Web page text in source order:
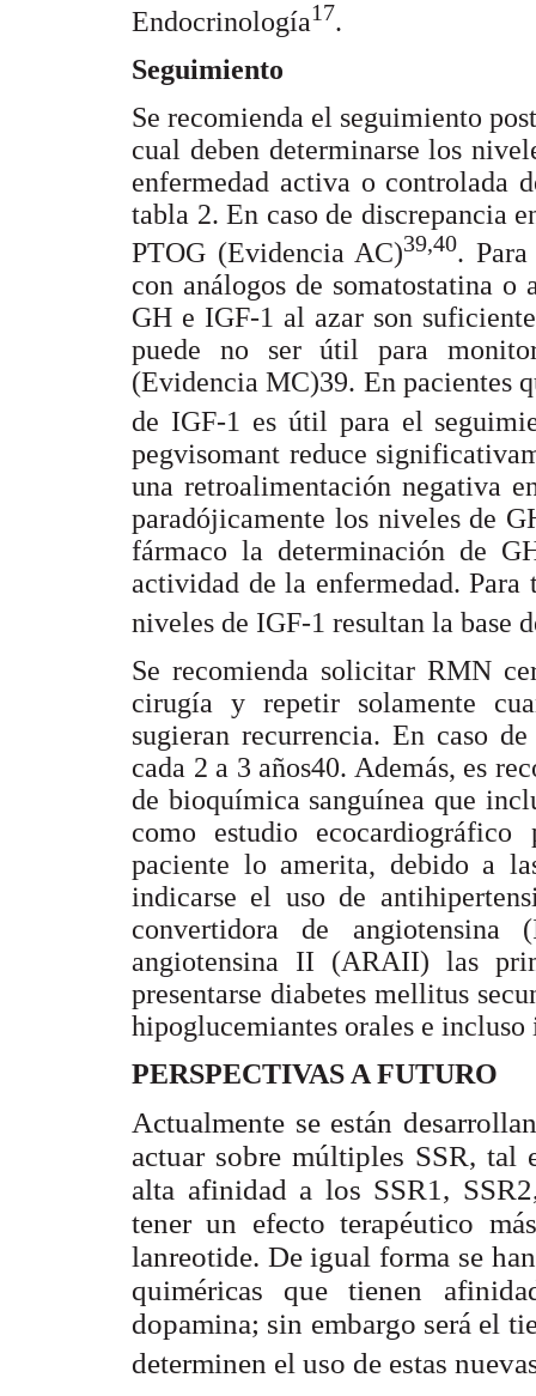
Endocrinología17.
Seguimiento
Se recomienda el seguimiento
cual deben determinarse los
enfermedad activa o controlada
tabla 2. En caso de discrepancia
PTOG (Evidencia AC)39,40.
con análogos de somatostatina
GH e IGF-1 al azar son
puede no ser útil para
(Evidencia MC)39. En pacientes
de IGF-1 es útil para el
pegvisomant reduce
una retroalimentación negativa
paradójicamente los niveles de
fármaco la determinación de
actividad de la enfermedad.
niveles de IGF-1 resultan la base
Se recomienda solicitar RMN
cirugía y repetir solamente
sugieran recurrencia. En caso
cada 2 a 3 años40. Además, es
de bioquímica sanguínea que
como estudio
paciente lo amerita, debido a
indicarse el uso de
convertidora de
angiotensina II (ARAII) las
presentarse diabetes mellitus
hipoglucemiantes orales e
PERSPECTIVAS A FUTURO
Actualmente se están
actuar sobre múltiples SSR, tal
alta afinidad a los SSR1,
tener un efecto terapéutico
lanreotide. De igual forma se
quiméricas que tienen
dopamina; sin embargo será el
determinen el uso de estas